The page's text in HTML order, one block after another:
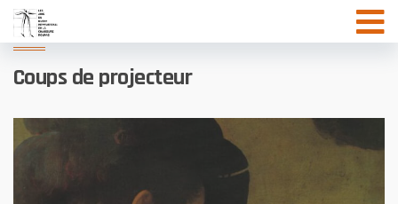
Aller
au
contenu
Coups de projecteur